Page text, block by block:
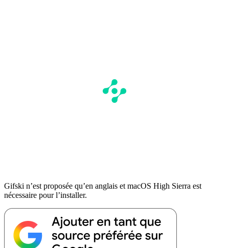
Gifski n’est proposée qu’en anglais et macOS High Sierra est
nécessaire pour l’installer.